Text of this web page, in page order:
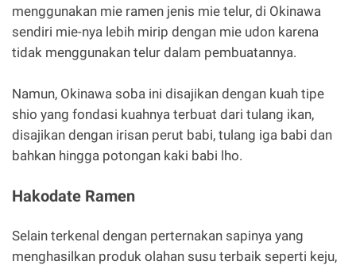
menggunakan mie ramen jenis mie telur, di Okinawa
sendiri mie-nya lebih mirip dengan mie udon karena
tidak menggunakan telur dalam pembuatannya.
Namun, Okinawa soba ini disajikan dengan kuah tipe
shio yang fondasi kuahnya terbuat dari tulang ikan,
disajikan dengan irisan perut babi, tulang iga babi dan
bahkan hingga potongan kaki babi lho.
Hakodate Ramen
Selain terkenal dengan perternakan sapinya yang
menghasilkan produk olahan susu terbaik seperti keju,